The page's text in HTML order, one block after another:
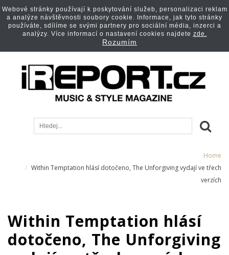
Home
Within Temptation hlásí dotočeno, The Unforgiving vydají ve třech
verzích
Within Temptation hlásí
dotočeno, The Unforgiving
Webové stránky používají k poskytování služeb, personalizaci reklam
a analýze návštěvnosti soubory cookie. Informace, jak tyto stránky
používáte, sdílíme se svými partnery pro sociální média, inzerci a
analýzy. Více informací o nastavení cookies najdete zde.
Rozumím